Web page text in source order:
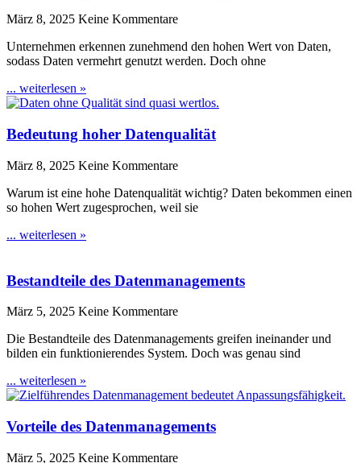
März 8, 2025 Keine Kommentare
Unternehmen erkennen zunehmend den hohen Wert von Daten,
sodass Daten vermehrt genutzt werden. Doch ohne
... weiterlesen »
Bedeutung hoher Datenqualität
März 8, 2025 Keine Kommentare
Warum ist eine hohe Datenqualität wichtig? Daten bekommen einen
so hohen Wert zugesprochen, weil sie
... weiterlesen »
Bestandteile des Datenmanagements
März 5, 2025 Keine Kommentare
Die Bestandteile des Datenmanagements greifen ineinander und
bilden ein funktionierendes System. Doch was genau sind
... weiterlesen »
Vorteile des Datenmanagements
März 5, 2025 Keine Kommentare